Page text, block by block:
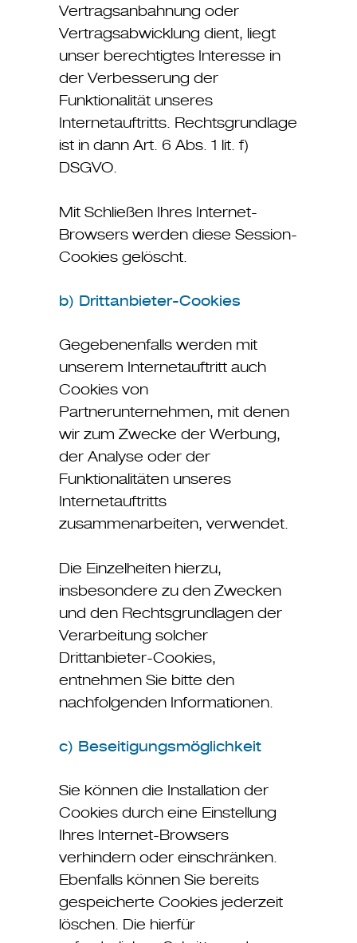
Vertragsanbahnung oder
Vertragsabwicklung dient, liegt
unser berechtigtes Interesse in
der Verbesserung der
Funktionalität unseres
Internetauftritts. Rechtsgrundlage
ist in dann Art. 6 Abs. 1 lit. f)
DSGVO.
Mit Schließen Ihres Internet-
Browsers werden diese Session-
Cookies gelöscht.
b) Drittanbieter-Cookies
Gegebenenfalls werden mit
unserem Internetauftritt auch
Cookies von
Partnerunternehmen, mit denen
wir zum Zwecke der Werbung,
der Analyse oder der
Funktionalitäten unseres
Internetauftritts
zusammenarbeiten, verwendet.
Die Einzelheiten hierzu,
insbesondere zu den Zwecken
und den Rechtsgrundlagen der
Verarbeitung solcher
Drittanbieter-Cookies,
entnehmen Sie bitte den
nachfolgenden Informationen.
c) Beseitigungsmöglichkeit
Sie können die Installation der
Cookies durch eine Einstellung
Ihres Internet-Browsers
verhindern oder einschränken.
Ebenfalls können Sie bereits
gespeicherte Cookies jederzeit
löschen. Die hierfür